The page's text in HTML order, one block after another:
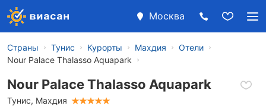
Москва
Страны Тунис Курорты Махдия
Отели
Nour Palace Thalasso Aquapark
Nour Palace Thalasso Aquapark
Тунис, Махдия